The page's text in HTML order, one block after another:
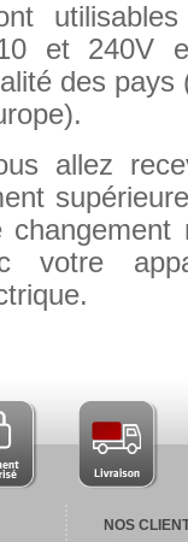
et 240V
des
allez
votre
NOS